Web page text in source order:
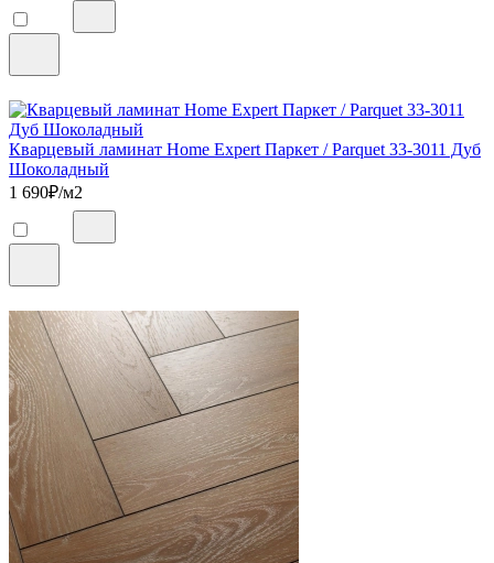
Кварцевый ламинат Home Expert Паркет / Parquet 33-3011 Дуб
Шоколадный
1 690₽/м2